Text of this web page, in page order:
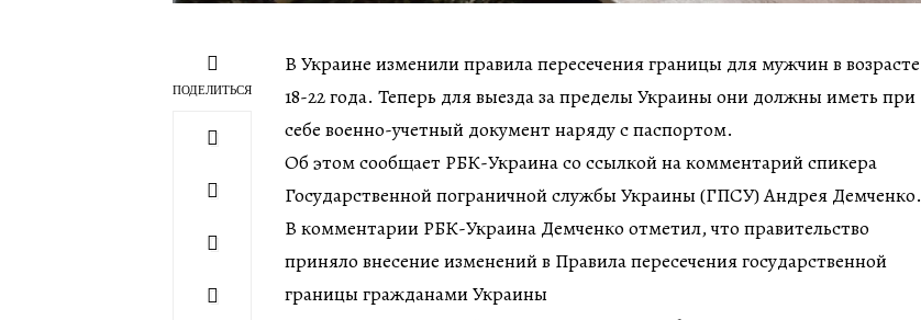
ПОДЕЛИТЬСЯ
В Украине изменили правила пересечения границы для мужчин в возрасте
18-22 года. Теперь для выезда за пределы Украины они должны иметь при
себе военно-учетный документ наряду с паспортом.
Об этом сообщает РБК-Украина со ссылкой на комментарий спикера
Государственной пограничной службы Украины (ГПСУ) Андрея Демченко.
В комментарии РБК-Украина Демченко отметил, что правительство
приняло внесение изменений в Правила пересечения государственной
границы гражданами Украины